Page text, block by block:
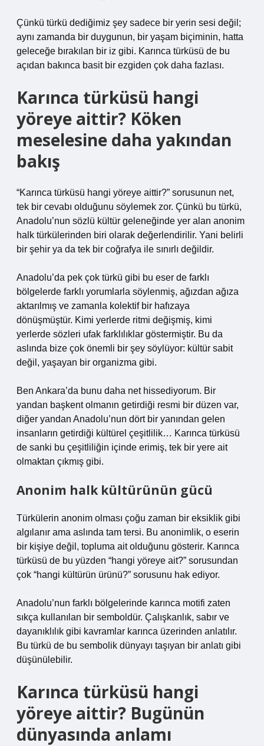
Çünkü türkü dediğimiz şey sadece bir yerin sesi değil;
aynı zamanda bir duygunun, bir yaşam biçiminin, hatta
geleceğe bırakılan bir iz gibi. Karınca türküsü de bu
açıdan bakınca basit bir ezgiden çok daha fazlası.
Karınca türküsü hangi
yöreye aittir? Köken
meselesine daha yakından
bakış
“Karınca türküsü hangi yöreye aittir?” sorusunun net,
tek bir cevabı olduğunu söylemek zor. Çünkü bu türkü,
Anadolu’nun sözlü kültür geleneğinde yer alan anonim
halk türkülerinden biri olarak değerlendirilir. Yani belirli
bir şehir ya da tek bir coğrafya ile sınırlı değildir.
Anadolu’da pek çok türkü gibi bu eser de farklı
bölgelerde farklı yorumlarla söylenmiş, ağızdan ağıza
aktarılmış ve zamanla kolektif bir hafızaya
dönüşmüştür. Kimi yerlerde ritmi değişmiş, kimi
yerlerde sözleri ufak farklılıklar göstermiştir. Bu da
aslında bize çok önemli bir şey söylüyor: kültür sabit
değil, yaşayan bir organizma gibi.
Ben Ankara’da bunu daha net hissediyorum. Bir
yandan başkent olmanın getirdiği resmi bir düzen var,
diğer yandan Anadolu’nun dört bir yanından gelen
insanların getirdiği kültürel çeşitlilik… Karınca türküsü
de sanki bu çeşitliliğin içinde erimiş, tek bir yere ait
olmaktan çıkmış gibi.
Anonim halk kültürünün gücü
Türkülerin anonim olması çoğu zaman bir eksiklik gibi
algılanır ama aslında tam tersi. Bu anonimlik, o eserin
bir kişiye değil, topluma ait olduğunu gösterir. Karınca
türküsü de bu yüzden “hangi yöreye ait?” sorusundan
çok “hangi kültürün ürünü?” sorusunu hak ediyor.
Anadolu’nun farklı bölgelerinde karınca motifi zaten
sıkça kullanılan bir semboldür. Çalışkanlık, sabır ve
dayanıklılık gibi kavramlar karınca üzerinden anlatılır.
Bu türkü de bu sembolik dünyayı taşıyan bir anlatı gibi
düşünülebilir.
Karınca türküsü hangi
yöreye aittir? Bugünün
dünyasında anlamı